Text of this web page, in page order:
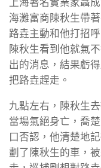
上海著名實業家聶
海灘富商陳秋生帶
路垚主動和他打招
陳秋生看到他就氣
出的消息，結果虧
把路垚趕走。
九點左右，陳秋生
當場氣絕身亡，喬
口否認，他清楚地
劃了陳秋生的車，